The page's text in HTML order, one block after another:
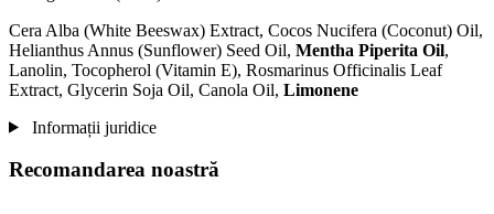
Cera Alba (White Beeswax) Extract, Cocos Nucifera (Coconut) Oil,
Helianthus Annus (Sunflower) Seed Oil, Mentha Piperita Oil,
Lanolin, Tocopherol (Vitamin E), Rosmarinus Officinalis Leaf
Extract, Glycerin Soja Oil, Canola Oil, Limonene
Informații juridice
Recomandarea noastră